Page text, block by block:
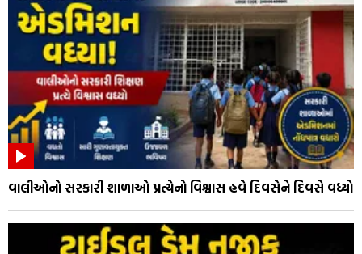
વાલીઓનો સરકારી શાળાઓ પ્રત્યેનો વિશ્વાસ હવે દિવસેને દિવસે વધ્યો